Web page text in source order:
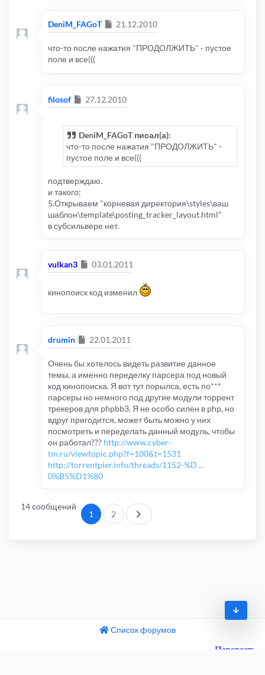
DeniM_FAGoT Сообщение
21.12.2010
что-то после нажатия "ПРОДОЛЖИТЬ" - пустое
поле и все(((
filosof Сообщение
27.12.2010
DeniM_FAGoT писал(а):
что-то после нажатия "ПРОДОЛЖИТЬ" -
пустое поле и все(((
подтверждаю.
и такого;
5.Открываем "корневая директория\styles\ваш
шаблон\template\posting_tracker_layout.html"
в субсильвере нет.
vulkan3 Сообщение
03.01.2011
кинопоиск код изменил
drumin Сообщение
22.01.2011
Очень бы хотелось видеть развитие данное
темы, а именно переделку парсера под новый
код кинопоиска. Я вот тут порылса, есть по***
парсеры но немного под другие модули торрент
трекеров для phpbb3. Я не особо силен в php, но
вдруг пригодится, может быть можно у них
посмотреть и переделать данный модуль, чтобы
он работал??? http://www.cyber-
tm.ru/viewtopic.php?f=100&t=1531
http://torrentpier.info/threads/1152-%D ...
0%B5%D1%80
14 сообщений
1 2 След.
Список форумов